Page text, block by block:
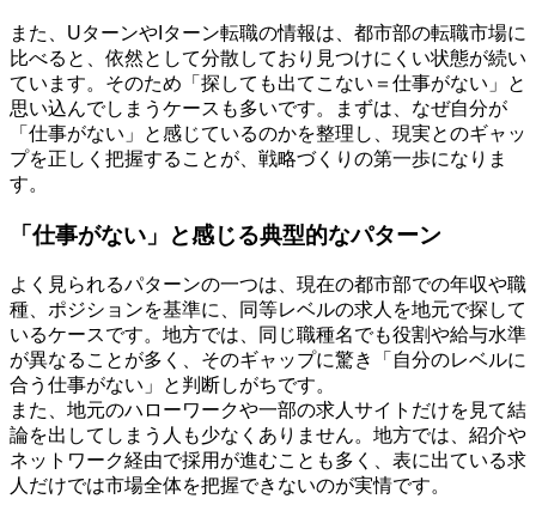
また、UターンやIターン転職の情報は、都市部の転職市場に
比べると、依然として分散しており見つけにくい状態が続い
ています。そのため「探しても出てこない＝仕事がない」と
思い込んでしまうケースも多いです。まずは、なぜ自分が
「仕事がない」と感じているのかを整理し、現実とのギャッ
プを正しく把握することが、戦略づくりの第一歩になりま
す。
「仕事がない」と感じる典型的なパターン
よく見られるパターンの一つは、現在の都市部での年収や職
種、ポジションを基準に、同等レベルの求人を地元で探して
いるケースです。地方では、同じ職種名でも役割や給与水準
が異なることが多く、そのギャップに驚き「自分のレベルに
合う仕事がない」と判断しがちです。
また、地元のハローワークや一部の求人サイトだけを見て結
論を出してしまう人も少なくありません。地方では、紹介や
ネットワーク経由で採用が進むことも多く、表に出ている求
人だけでは市場全体を把握できないのが実情です。